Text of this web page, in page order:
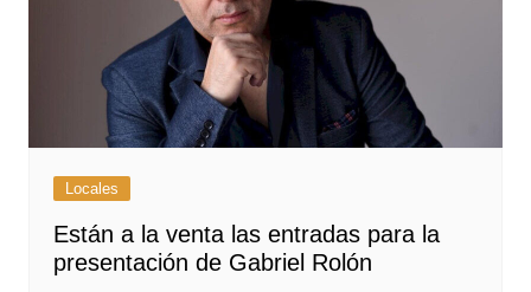
Locales
Están a la venta las entradas para la
presentación de Gabriel Rolón